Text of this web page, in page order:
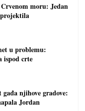
moru: Jedan
u problemu:
ispod crte
njihove gradove:
Jordan